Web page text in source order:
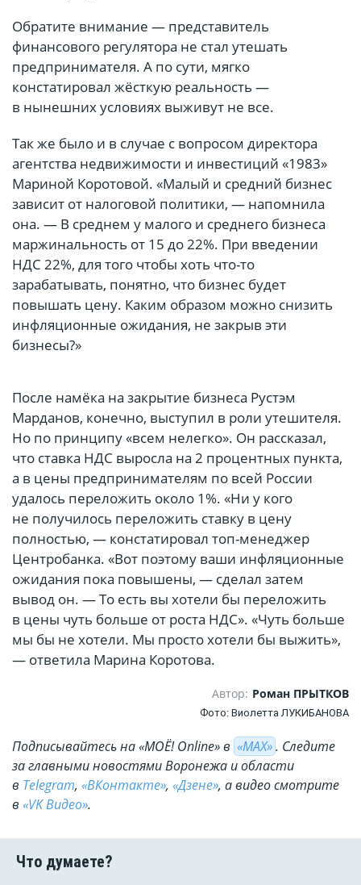
Обратите внимание — представитель
финансового регулятора не стал утешать
предпринимателя. А по сути, мягко
констатировал жёсткую реальность —
в нынешних условиях выживут не все.
Так же было и в случае с вопросом директора
агентства недвижимости и инвестиций «1983»
Мариной Коротовой. «Малый и средний бизнес
зависит от налоговой политики, — напомнила
она. — В среднем у малого и среднего бизнеса
маржинальность от 15 до 22%. При введении
НДС 22%, для того чтобы хоть что-то
зарабатывать, понятно, что бизнес будет
повышать цену. Каким образом можно снизить
инфляционные ожидания, не закрыв эти
бизнесы?»
После намёка на закрытие бизнеса Рустэм
Марданов, конечно, выступил в роли утешителя.
Но по принципу «всем нелегко». Он рассказал,
что ставка НДС выросла на 2 процентных пункта,
а в цены предпринимателям по всей России
удалось переложить около 1%. «Ни у кого
не получилось переложить ставку в цену
полностью, — констатировал топ-менеджер
Центробанка. «Вот поэтому ваши инфляционные
ожидания пока повышены, — сделал затем
вывод он. — То есть вы хотели бы переложить
в цены чуть больше от роста НДС». «Чуть больше
мы бы не хотели. Мы просто хотели бы выжить»,
— ответила Марина Коротова.
Автор: Роман ПРЫТКОВ
Фото: Виолетта ЛУКИБАНОВА
Подписывайтесь на «МОЁ! Online» в «МАХ». Cледите
за главными новостями Воронежа и области
в Telegram, «ВКонтакте», «Дзене», а видео смотрите
в «VK Видео».